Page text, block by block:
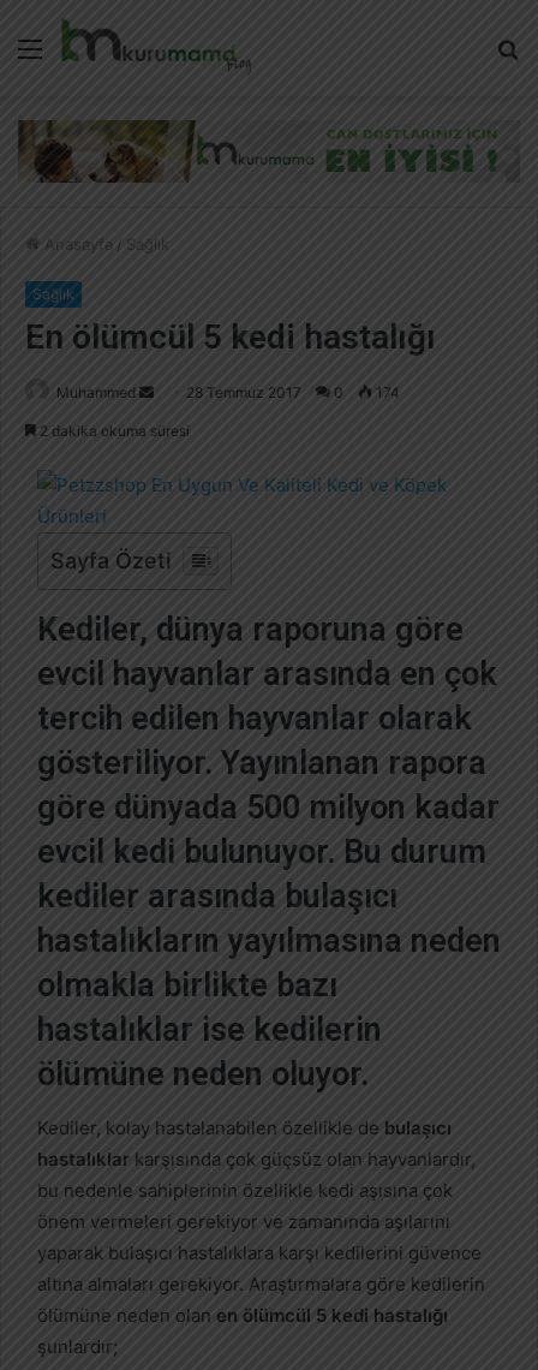
Menü
Anasayfa / Sağlık
Sağlık
En ölümcül 5 kedi hastalığı
Muhammed
e
p
o
s
t
g
ö
d
r
m
k
28 Temmuz 2017 0 174
2 dakika okuma süresi
Sayfa Özeti
Kediler, dünya raporuna göre
evcil hayvanlar arasında en çok
tercih edilen hayvanlar olarak
gösteriliyor. Yayınlanan rapora
göre dünyada 500 milyon kadar
evcil kedi bulunuyor. Bu durum
kediler arasında bulaşıcı
hastalıkların yayılmasına neden
olmakla birlikte bazı
hastalıklar ise kedilerin
ölümüne neden oluyor.
Kediler, kolay hastalanabilen özellikle de bulaşıcı
hastalıklar karşısında çok güçsüz olan hayvanlardır,
bu nedenle sahiplerinin özellikle kedi aşısına çok
önem vermeleri gerekiyor ve zamanında aşılarını
yaparak bulaşıcı hastalıklara karşı kedilerini güvence
altına almaları gerekiyor. Araştırmalara göre kedilerin
ölümüne neden olan en ölümcül 5 kedi hastalığı
şunlardır;